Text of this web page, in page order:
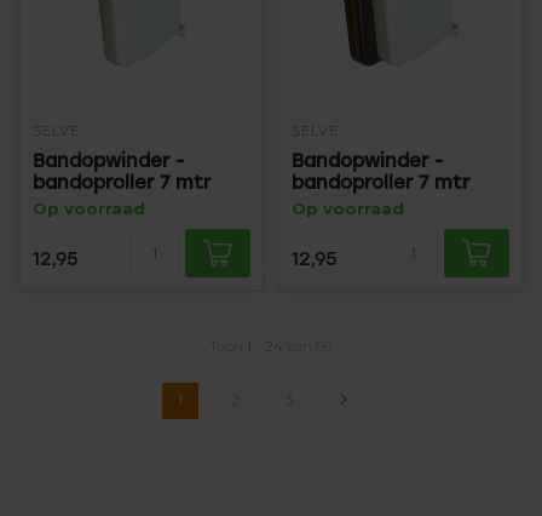
SELVE
Bandopwinder -
bandoproller 7 mtr
Op voorraad
12,95
SELVE
Bandopwinder -
bandoproller 7 mtr
Op voorraad
12,95
1 24
1